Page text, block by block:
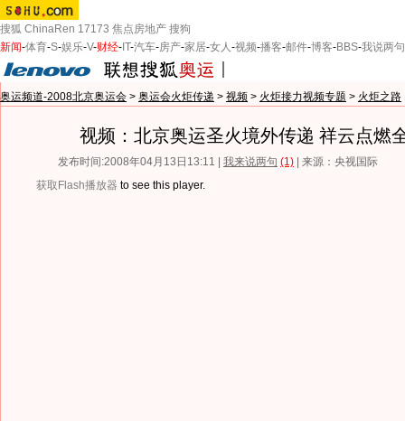
搜狐 ChinaRen 17173 焦点房地产 搜狗
新闻-体育-S-娱乐-V-财经- IT-汽车-房产-家居-女人-视频-播客-邮件-博客-BBS-我说两句
奥运频道-2008北京奥运会 > 奥运会火炬传递 > 视频 > 火炬接力视频专题 > 火炬之路
视频：北京奥运圣火境外传递 祥云点燃
发布时间:2008年04月13日13:11 | 我来说两句 (1) | 来源：央视国际
获取Flash播放器 to see this player.